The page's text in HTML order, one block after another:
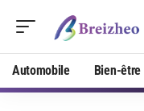
Automobile Bien-être